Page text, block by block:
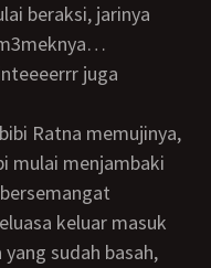
mulai menjambaki
keluar masuk
sudah basah,